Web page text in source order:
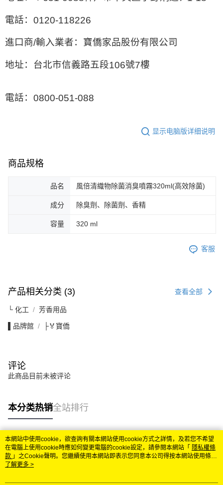
電話： 0120-118226
進口商/輸入業者：寶僑家品股份有限公司
地址：台北市信義路五段106號7樓
電話： 0800-051-088
显示电脑版详细说明
商品规格
品名 風倍清織物除菌消臭噴霧320ml(高效除菌)
成分 除臭劑、除菌劑、香精
容量 320 ml
客服
产品相关分类 (3) 查看全部
└ 化工 芳香用品
▌品牌館 ├🏅寶僑
评论
此商品目前未被评论
本分类热销全站排行
热门标签
本網站中使用cookie，欲查詢有關本網站使用cookie方式之詳情，及若您不希望
在電腦上使用cookie時應如何變更電腦的cookie設定，請參閱本網站「 隱私權條
款 」之Cookie聲明。您繼續使用本網站即表示您同意本公司得按本網站使用條款
之Cookie聲明使用cookie。
了解更多 >